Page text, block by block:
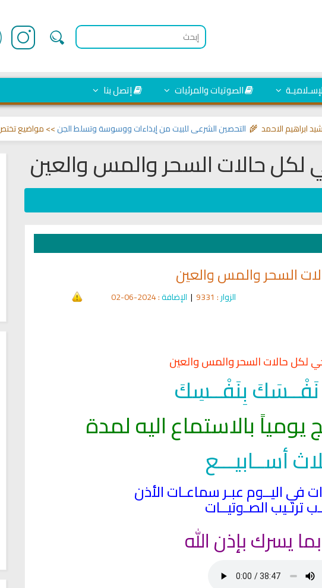
الصوتيات والمرئيات إتصل بنا
التحصين الشرعي للبيت من إيذاءات ووسوسة وتسلط الجن>> مواضيع تختص الاحمد 🌾
لكل حالات السحر والمس والعين
السحر والمس والعين
الزوار: 9331
| الإضافة: 2024-06-02
لكل حالات السحر والمس والعين
نَفْــسَكَ بِنَفْــسِكَ
يومياً بالاستماع اليه لمدة
أســابيـــع
ترتـيب الصـوتيــات
يسرك بإذن الله
Ruqyah Shariah
Sihir Jin Yahudi pada Seorang
Wanita